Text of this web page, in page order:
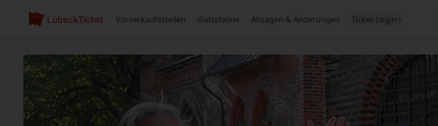
Vorverkaufsstellen Gutscheine Absagen & Änderungen Ticket-Login